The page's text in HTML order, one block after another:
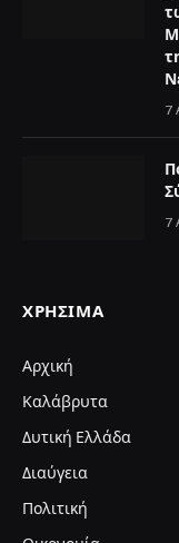
7
7
ΧΡΉΣΙΜΑ
Αρχική
Καλάβρυτα
Δυτική Ελλάδα
Διαύγεια
Πολιτική